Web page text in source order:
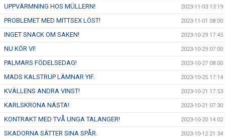
UPPVÄRMNING HOS MÜLLERN! 2023-11-03 13:19
PROBLEMET MED MITTSEX LÖST! 2023-11-01 08:00
INGET SNACK OM SAKEN! 2023-10-29 17:45
NU KÖR VI! 2023-10-29 07:00
PALMARS FÖDELSEDAG! 2023-10-27 08:00
MADS KALSTRUP LÄMNAR YIF. 2023-10-25 17:14
KVÄLLENS ANDRA VINST! 2023-10-21 17:53
KARLSKRONA NÄSTA! 2023-10-21 07:30
KONTRAKT MED TVÅ UNGA TALANGER! 2023-10-20 14:02
SKADORNA SÄTTER SINA SPÅR. 2023-10-12 21:34